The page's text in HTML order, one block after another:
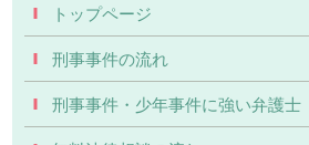
トップページ
刑事事件の流れ
刑事事件・少年事件に強い弁護士